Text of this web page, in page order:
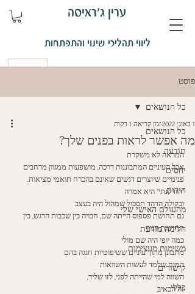
ערין ג'ראיסה
ליווי תהליכי שינוי והתפתחות
פוסט
כל הנושאים
תודעה
יחסים
הורות
מהעולם האישי שלי
חלימה מודעת
משימות מעצימות
קישורים
כללי
כל הנושאים
מה אפשר לראות בפנים שלך?
1 באוג׳ 2022 זמן קריאה 1 דקות
המראה לא משקרת
אבל העיניים המתבוננות דרכה, מושפעות ממגוון מרחבים
פנימיים שיוצרים דגשים שאינם בהכרח תואמי מציאות.
"הזדקנתי" היא אמרה
ובקולה הדהד תסכול שמהול היה בעצב
גם תחושת פספוס הייתה שם, חבויה בין שכבות הרגש, בין
תחושות הגוף.
כמה יופי היה שם מולי
מתבונן מתוך עיניים ששיפוטיות חגגה בהם
המוח שלמד לעשות השוואות
השווה למי שהייתה לפני, לזו שליד,
זה הכאיב